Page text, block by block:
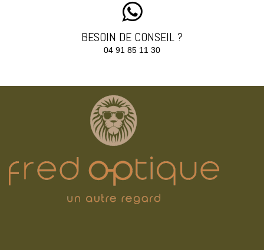
BESOIN DE CONSEIL ?
04 91 85 11 30‬